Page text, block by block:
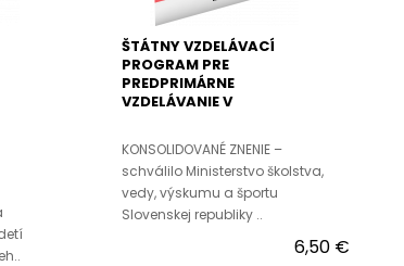
ŠTÁTNY VZDELÁVACÍ
PROGRAM PRE
PREDPRIMÁRNE
VZDELÁVANIE V
KONSOLIDOVANÉ ZNENIE –
schválilo Ministerstvo školstva,
vedy, výskumu a športu
Slovenskej republiky ..
6,50 €